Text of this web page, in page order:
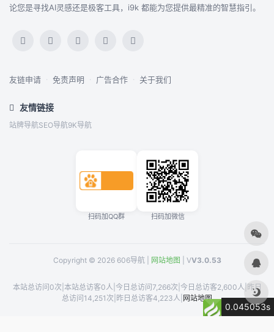
论您是寻找AI灵感还是极客工具，i9k 都能为您提供最精准的智慧指引。
友链申请 · 免责声明 · 广告合作 · 关于我们
友情链接
站牌导航SEO导航9K导航
扫码加QQ群 扫码加微信
Copyright © 2026 606导航 | 网站地图 | VV3.0.53
本站总访问0次 本站总访客0人 今日总访问7,266次 今日总访客2,600人 昨日
总访问14,251次 昨日总访客4,223人 网站地图
0.045053s